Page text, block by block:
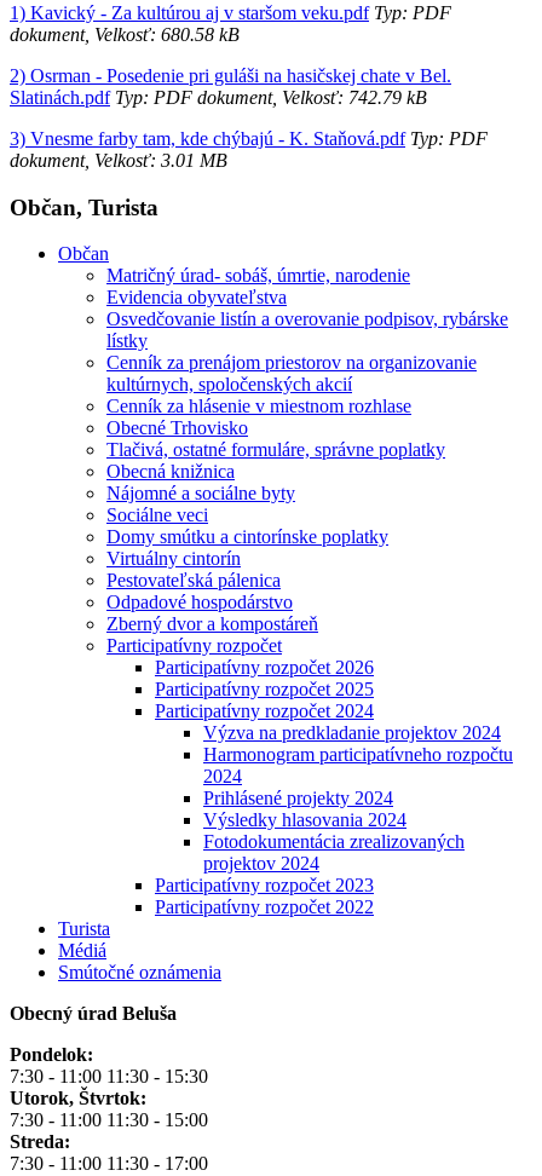
1) Kavický - Za kultúrou aj v staršom veku.pdfTyp: PDF
dokument, Velkosť: 680.58 kB
2) Osrman - Posedenie pri guláši na hasičskej chate v Bel.
Slatinách.pdfTyp: PDF dokument, Velkosť: 742.79 kB
3) Vnesme farby tam, kde chýbajú - K. Staňová.pdfTyp: PDF
dokument, Velkosť: 3.01 MB
Občan, Turista
Občan
Matričný úrad- sobáš, úmrtie, narodenie
Evidencia obyvateľstva
Osvedčovanie listín a overovanie podpisov, rybárske
lístky
Cenník za prenájom priestorov na organizovanie
kultúrnych, spoločenských akcií
Cenník za hlásenie v miestnom rozhlase
Obecné Trhovisko
Tlačivá, ostatné formuláre, správne poplatky
Obecná knižnica
Nájomné a sociálne byty
Sociálne veci
Domy smútku a cintorínske poplatky
Virtuálny cintorín
Pestovateľská pálenica
Odpadové hospodárstvo
Zberný dvor a kompostáreň
Participatívny rozpočet
Participatívny rozpočet 2026
Participatívny rozpočet 2025
Participatívny rozpočet 2024
Výzva na predkladanie projektov 2024
Harmonogram participatívneho rozpočtu
2024
Prihlásené projekty 2024
Výsledky hlasovania 2024
Fotodokumentácia zrealizovaných
projektov 2024
Participatívny rozpočet 2023
Participatívny rozpočet 2022
Turista
Médiá
Smútočné oznámenia
Obecný úrad Beluša
Pondelok:
7:30 - 11:00 11:30 - 15:30
Utorok, Štvrtok:
7:30 - 11:00 11:30 - 15:00
Streda:
7:30 - 11:00 11:30 - 17:00